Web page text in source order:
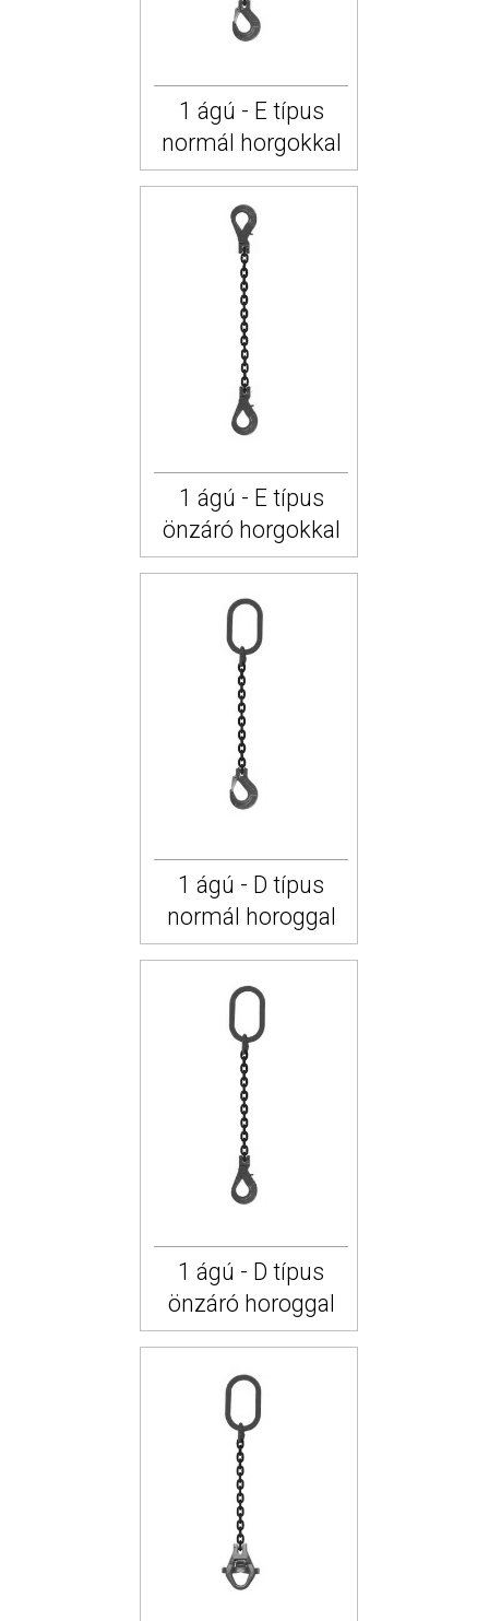
1 ágú - E típus
normál horgokkal
1 ágú - E típus
önzáró horgokkal
1 ágú - D típus
normál horoggal
1 ágú - D típus
önzáró horoggal